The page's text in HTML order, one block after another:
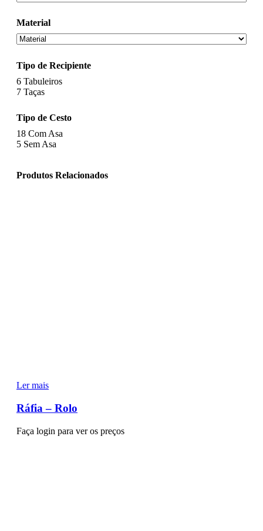
Material
Tipo de Recipiente
6 Tabuleiros
7 Taças
Tipo de Cesto
18 Com Asa
5 Sem Asa
Produtos Relacionados
Ler mais
Ráfia – Rolo
Faça login para ver os preços